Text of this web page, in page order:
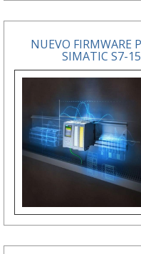
NUEVO FIRMWARE
SIMATIC S7-